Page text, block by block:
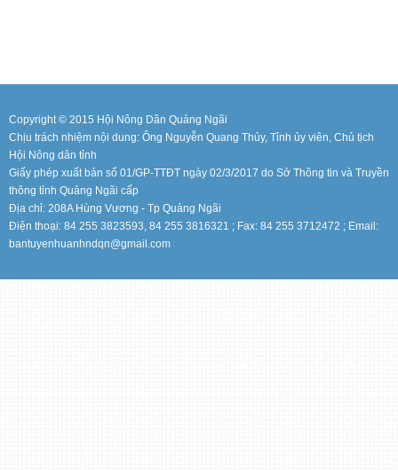
Copyright © 2015 Hội Nông Dân Quảng Ngãi
Chịu trách nhiệm nội dung: Ông Nguyễn Quang Thủy, Tỉnh ủy viên, Chủ tịch
Hội Nông dân tỉnh
Giấy phép xuất bản số 01/GP-TTĐT ngày 02/3/2017 do Sở Thông tin và Truyền
thông tỉnh Quảng Ngãi cấp
Địa chỉ: 208A Hùng Vương - Tp Quảng Ngãi
Điện thoại: 84 255 3823593, 84 255 3816321 ; Fax: 84 255 3712472 ; Email:
bantuyenhuanhndqn@gmail.com